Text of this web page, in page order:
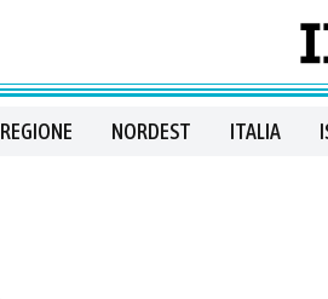
REGIONE NORDEST ITALIA